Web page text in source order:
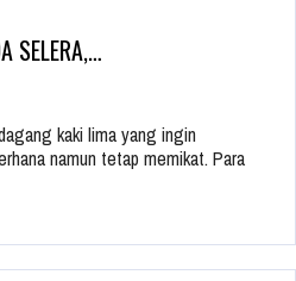
SELERA,…
kaki lima yang ingin
namun tetap memikat. Para